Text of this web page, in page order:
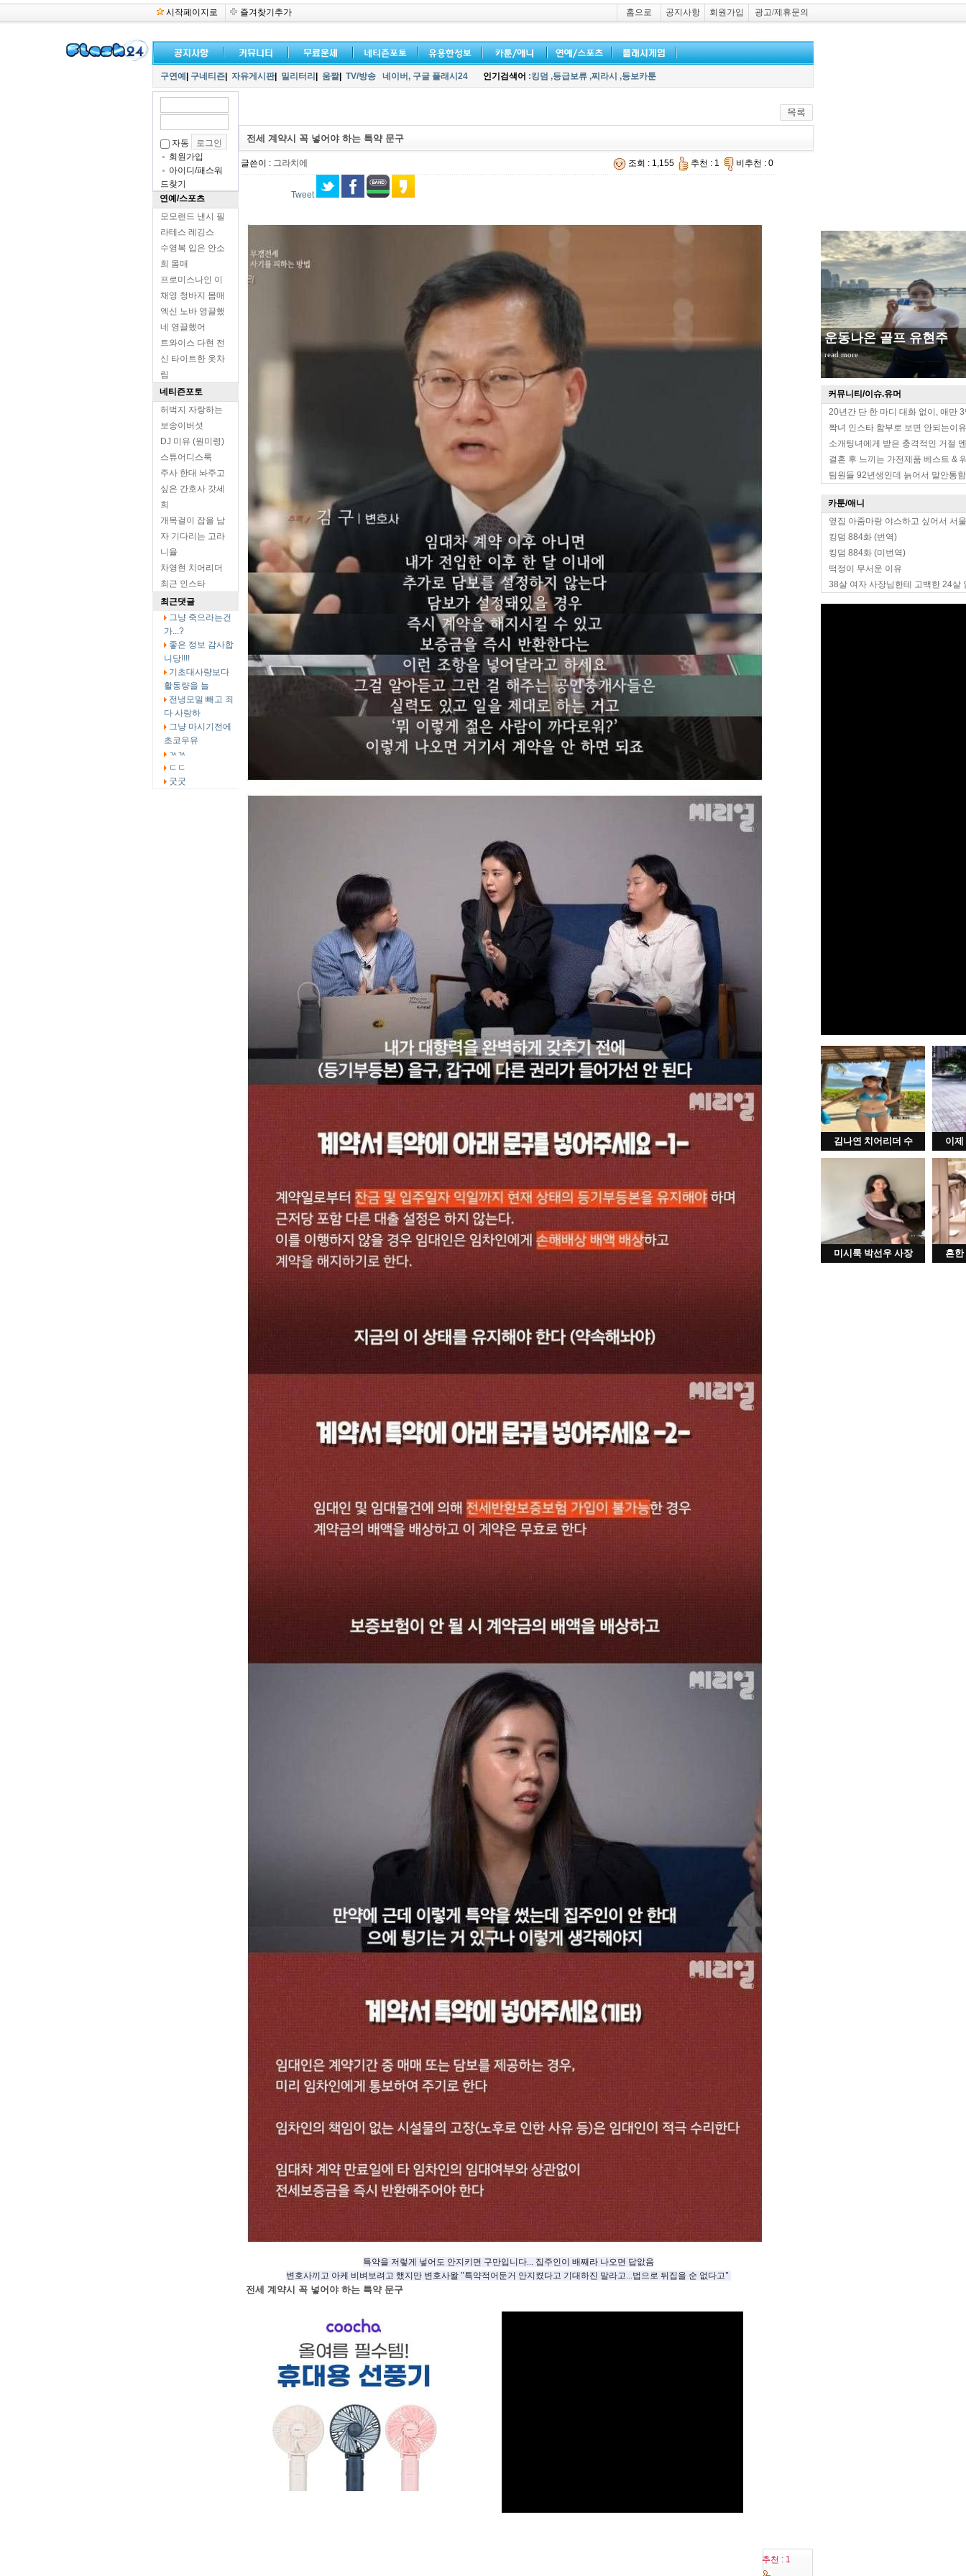
시작페이지로 즐겨찾기추가 홈으로 공지사항 회원가입 광고/제휴문의
장원영 한뼘 치마
read more
커뮤니티/이슈.유머
20년간 단 한 마디 대화 없이, 애만
짝녀 인스타 함부로 보면 안되는이유
소개팅녀에게 받은 충격적인 거절
결혼 후 느끼는 가전제품 베스트 &
팀원들 92년생인데 늙어서 말안통
카툰/애니
옆집 아줌마랑 야스하고 싶어서 서
킹덤 884화 (번역)
킹덤 884화 (미번역)
떡정이 무서운 이유
38살 여자 사장님한테 고백한 24살
김나연 치어리더 수 이제
미시룩 박선우 사장 흔한
구연예 구네티즌 자유게시판| 밀리터리 움짤| TV/방송 네이버, 구글 플래시24 인기검색어 :킹덤 ,등급보류 ,찌라시 ,등보카툰
자동
회원가입
아이디/패스워
드찾기
연예/스포츠
모모랜드 낸시 필
라테스 레깅스
수영복 입은 안소
희 몸매
프로미스나인 이
채영 청바지 몸매
엑신 노바 영끌했
네 영끌했어
트와이스 다현 전
신 타이트한 옷차
림
네티즌포토
허벅지 자랑하는
보송이버섯
DJ 미유 (원미령)
스튜어디스룩
주사 한대 놔주고
싶은 간호사 갓세
희
개목걸이 잡을 남
자 기다리는 고라
니율
차영현 치어리더
최근 인스타
최근댓글
그냥 죽으라는건
가...?
좋은 정보 감사합
니당!!!!
기초대사량보다
활동량을 늘
전냉모밀 빼고 죄
다 사랑하
그냥 마시기전에
초코우유
ㄳㄳ
ㄷㄷ
굿굿
전세 계약시 꼭 넣어야 하는 특약 문구
글쓴이 : 그라치에 조회 : 1,155 추천 : 1 비추천 : 0
Tweet
특약을 저렇게 넣어도 안지키면 구만입니다... 집주인이 배째라 나오면 답앖음
변호사끼고 아케 비벼보려고 했지만 변호사왈 "특약적어둔거 안지켰다고 기대하진 말라고...법으로 뒤집을 순 없다고"
전세 계약시 꼭 넣어야 하는 특약 문구
추천 : 1